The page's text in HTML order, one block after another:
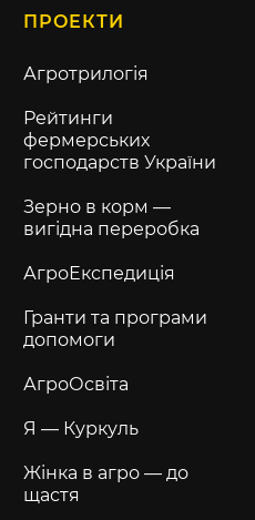
ПРОЕКТИ
Агротрилогія
Рейтинги
фермерських
господарств України
Зерно в корм —
вигідна переробка
АгроЕкспедиція
Гранти та програми
допомоги
АгроОсвіта
Я — Куркуль
Жінка в агро — до
щастя